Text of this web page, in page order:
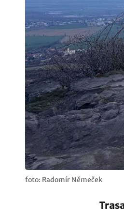
foto: Radomír Němeček